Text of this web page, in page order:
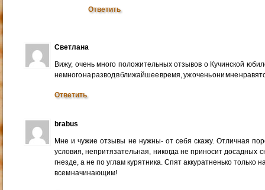
Ответить
Светлана
Вижу, очень много положительных отзывов о Кучинской
немного на развод в ближайшее время, уж очень они мне
Ответить
brabus
Мне и чужие отзывы не нужны- от себя скажу. Отличная
условия, непритязательная, никогда не приносит досадных
гнезде, а не по углам курятника. Спят аккуратненько только
всем начинающим!